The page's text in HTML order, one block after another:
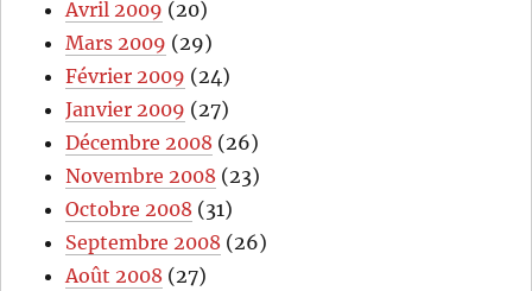
Avril 2009 (20)
Mars 2009 (29)
Février 2009 (24)
Janvier 2009 (27)
Décembre 2008 (26)
Novembre 2008 (23)
Octobre 2008 (31)
Septembre 2008 (26)
Août 2008 (27)